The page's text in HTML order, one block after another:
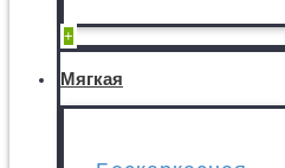
+
Мягкая